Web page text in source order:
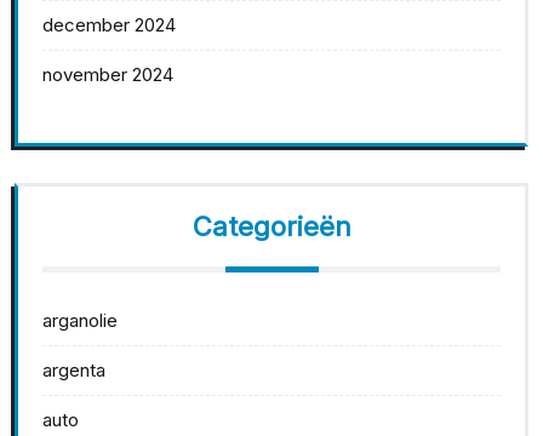
december 2024
november 2024
Categorieën
arganolie
argenta
auto